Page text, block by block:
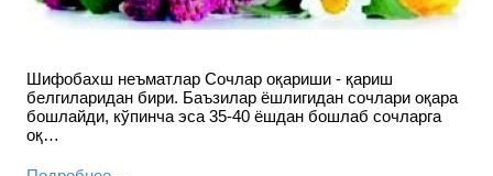
Шифобахш неъматлар Сочлар оқариши - қариш
белгиларидан бири. Баъзилар ёшлигидан сочлари оқара
бошлайди, кўпинча эса 35-40 ёшдан бошлаб сочларга
оқ…